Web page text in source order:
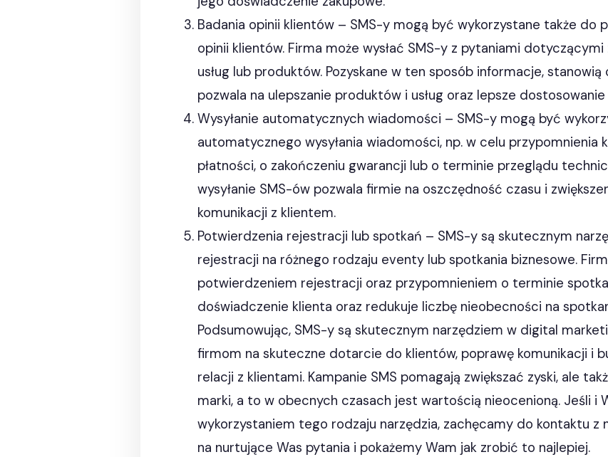
Badania opinii klientów – SMS-y mogą być wykorzystane także do
opinii klientów. Firma może wysłać SMS-y z pytaniami
usług lub produktów. Pozyskane w ten sposób informacje, stanowią
pozwala na ulepszanie produktów i usług oraz lepsze
Wysyłanie automatycznych wiadomości – SMS-y mogą być
automatycznego wysyłania wiadomości, np. w celu przypomnienia
płatności, o zakończeniu gwarancji lub o terminie przeglądu
wysyłanie SMS-ów pozwala firmie na oszczędność czasu i
komunikacji z klientem.
Potwierdzenia rejestracji lub spotkań – SMS-y są skutecznym
rejestracji na różnego rodzaju eventy lub spotkania biznesowe.
potwierdzeniem rejestracji oraz przypomnieniem o terminie
doświadczenie klienta oraz redukuje liczbę nieobecności na
Podsumowując, SMS-y są skutecznym narzędziem w digital
firmom na skuteczne dotarcie do klientów, poprawę komunikacji i
relacji z klientami. Kampanie SMS pomagają zwiększać zyski, ale
marki, a to w obecnych czasach jest wartością nieocenioną. Jeśli i
wykorzystaniem tego rodzaju narzędzia, zachęcamy do kontaktu z
na nurtujące Was pytania i pokażemy Wam jak zrobić to najlepiej.